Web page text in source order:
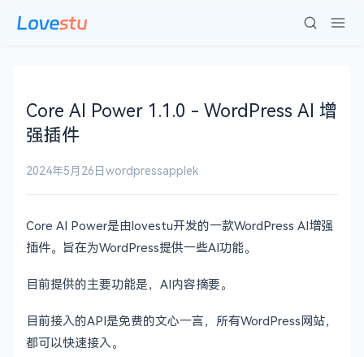
Core AI Power 1.1.0 - WordPress AI 增
强插件
2024年5月26日wordpressapplek
Core AI Power是由lovestu开发的一款WordPress AI增强
插件。旨在为WordPress提供一些AI功能。
目前提供的主要功能是，AI内容摘要。
目前接入的API是免费的文心一言，所有WordPress网站，
都可以快速接入。